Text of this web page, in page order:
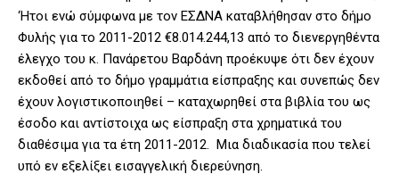
‘Ητοι ενώ σύμφωνα με τον ΕΣΔΝΑ καταβλήθησαν στο δήμο
Φυλής για το 2011-2012 €8.014.244,13 από το διενεργηθέντα
έλεγχο του κ. Πανάρετου Βαρδάνη προέκυψε ότι δεν έχουν
εκδοθεί από το δήμο γραμμάτια είσπραξης και συνεπώς δεν
έχουν λογιστικοποιηθεί – καταχωρηθεί στα βιβλία του ως
έσοδο και αντίστοιχα ως είσπραξη στα χρηματικά του
διαθέσιμα για τα έτη 2011-2012. Μια διαδικασία που τελεί
υπό εν εξελίξει εισαγγελική διερεύνηση.